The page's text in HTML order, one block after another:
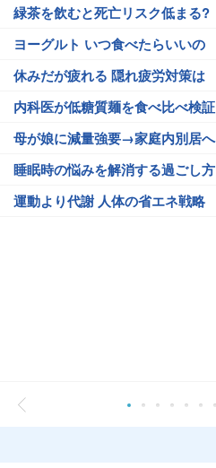
緑茶を飲むと死亡リスク低まる?
ヨーグルト いつ食べたらいいの
休みだが疲れる 隠れ疲労対策は
内科医が低糖質麺を食べ比べ検証
母が娘に減量強要→家庭内別居へ
睡眠時の悩みを解消する過ごし方
運動より代謝 人体の省エネ戦略